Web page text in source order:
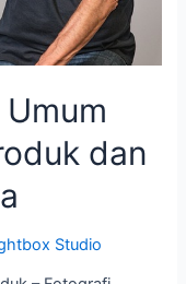
dan
Studio